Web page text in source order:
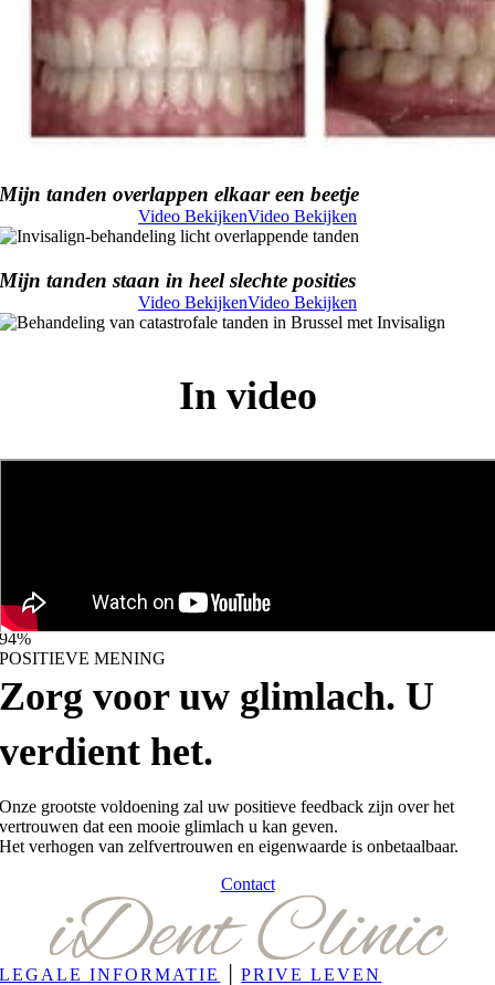
Mijn tanden overlappen elkaar een beetje
Video BekijkenVideo Bekijken
Mijn tanden staan in heel slechte posities
Video BekijkenVideo Bekijken
In video
94%
POSITIEVE MENING
Zorg voor uw glimlach. U
verdient het.
Onze grootste voldoening zal uw positieve feedback zijn over het
vertrouwen dat een mooie glimlach u kan geven.
Het verhogen van zelfvertrouwen en eigenwaarde is onbetaalbaar.
Contact
LEGALE INFORMATIE │PRIVE LEVEN